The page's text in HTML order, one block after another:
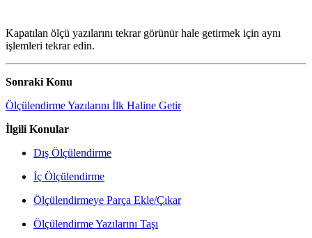
Kapatılan ölçü yazılarını tekrar görünür hale getirmek için aynı
işlemleri tekrar edin.
Sonraki Konu
Ölçülendirme Yazılarını İlk Haline Getir
İlgili Konular
Dış Ölçülendirme
İç Ölçülendirme
Ölçülendirmeye Parça Ekle/Çıkar
Ölçülendirme Yazılarını Taşı